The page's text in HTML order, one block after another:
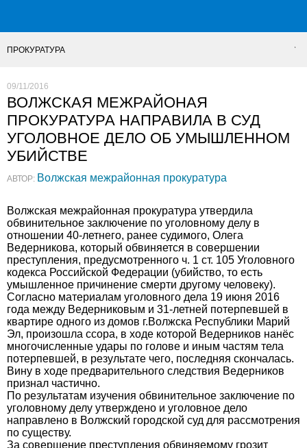
ПРОКУРАТУРА
09/11/2016
ВОЛЖСКАЯ МЕЖРАЙОНАЯ
ПРОКУРАТУРА НАПРАВИЛА В СУД
УГОЛОВНОЕ ДЕЛО ОБ УМЫШЛЕННОМ
УБИЙСТВЕ
АВТОР: Волжская межрайонная прокуратура
Волжская межрайонная прокуратура утвердила
обвинительное заключение по уголовному делу в
отношении 40-летнего, ранее судимого, Олега
Ведерникова, который обвиняется в совершении
преступления, предусмотренного ч. 1 ст. 105 Уголовного
кодекса Российской Федерации (убийство, то есть
умышленное причинение смерти другому человеку).
Согласно материалам уголовного дела 19 июня 2016
года между Ведерниковым и 31-летней потерпевшей в
квартире одного из домов г.Волжска Республики Марий
Эл, произошла ссора, в ходе которой Ведерников нанёс
многочисленные удары по голове и иным частям тела
потерпевшей, в результате чего, последняя скончалась.
Вину в ходе предварительного следствия Ведерников
признал частично.
По результатам изучения обвинительное заключение по
уголовному делу утверждено и уголовное дело
направлено в Волжский городской суд для рассмотрения
по существу.
За совершение преступления обвиняемому грозит